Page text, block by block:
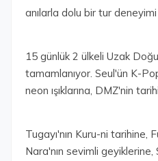
anılarla dolu bir tur deneyimi
15 günlük 2 ülkeli Uzak
tamamlanıyor. Seul'ün K-
neon ışıklarına, DMZ'nin
Tugayı'nın Kuru-ni tarihine,
Nara'nın sevimli geyiklerine,